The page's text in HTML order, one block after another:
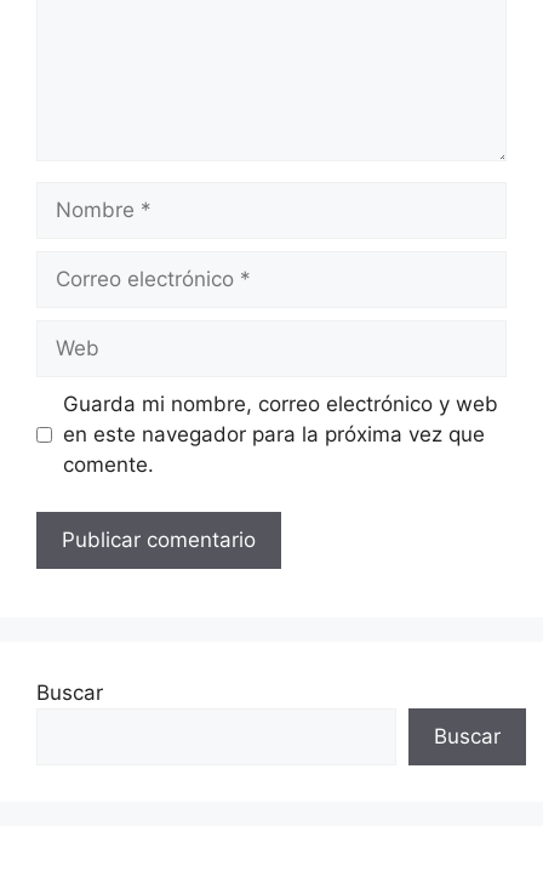
Nombre
Correo
Web
Guarda mi nombre, correo electrónico y web
en este navegador para la próxima vez que
comente.
Buscar
Buscar